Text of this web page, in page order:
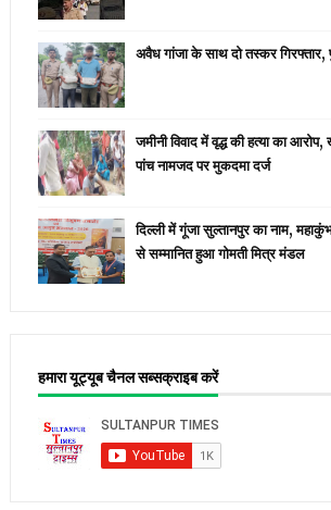
अवैध गांजा के साथ दो तस्कर
जमीनी विवाद में वृद्ध की हत्या का
पांच नामजद पर मुकदमा दर्ज
दिल्ली में गूंजा सुल्तानपुर का नाम,
से सम्मानित हुआ गोमती मित्र मंडल
हमारा यूट्यूब चैनल सब्सक्राइब करें